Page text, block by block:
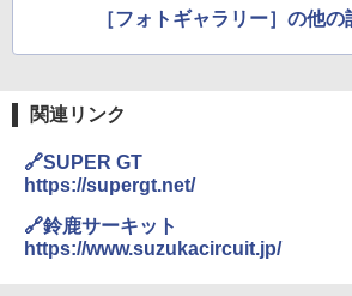
［フォトギャラリー］の他
関連リンク
🔗SUPER GT
https://supergt.net/
🔗鈴鹿サーキット
https://www.suzukacircuit.jp/